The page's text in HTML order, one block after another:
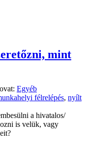
mint
Egyéb
félrelépés, nyílt
a hivatalos/
is velük, vagy